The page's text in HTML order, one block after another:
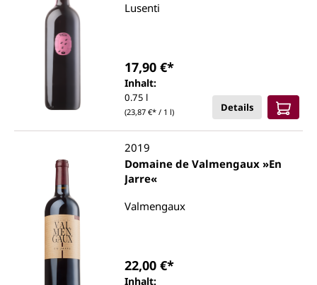
Lusenti
Inhalt:
0.75 l
(23,87 €* / 1 l)
17,90 €*
Details
2019
Domaine de Valmengaux »En
Jarre«
Valmengaux
Inhalt:
22,00 €*